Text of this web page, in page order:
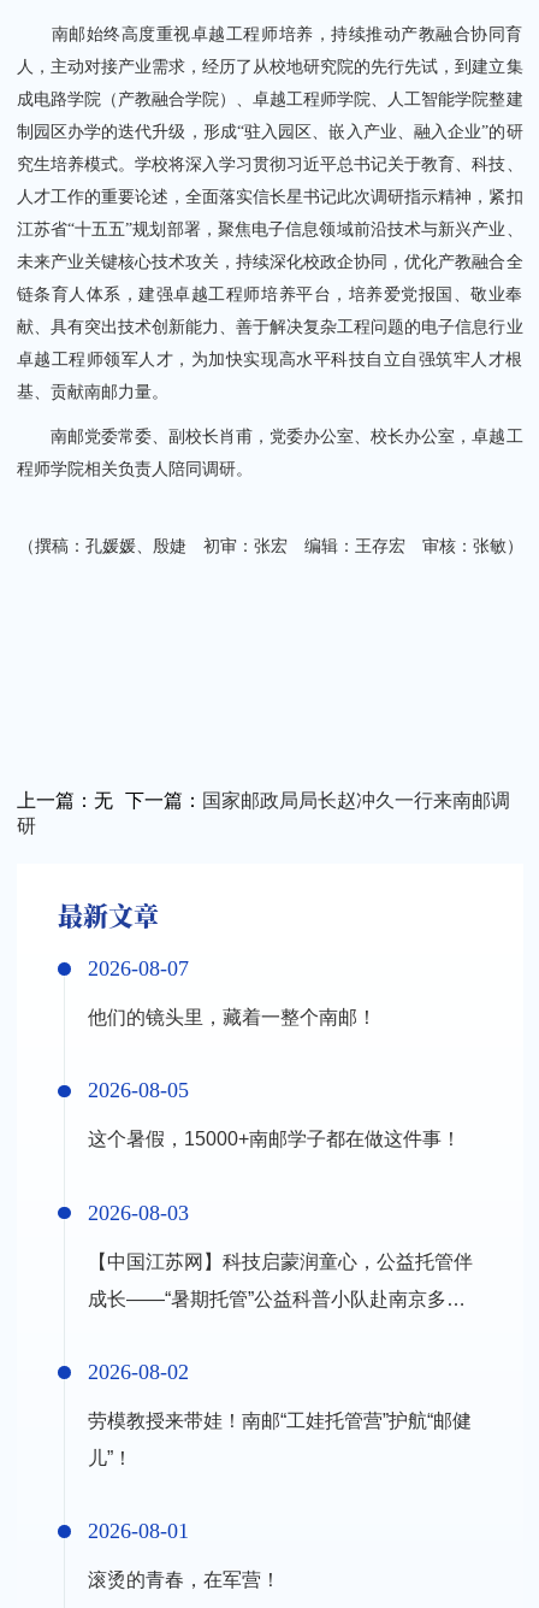
南邮始终高度重视卓越工程师培养，持续推动产教融合协同育
人，主动对接产业需求，经历了从校地研究院的先行先试，到建立集
成电路学院（产教融合学院）、卓越工程师学院、人工智能学院整建
制园区办学的迭代升级，形成“驻入园区、嵌入产业、融入企业”的研
究生培养模式。学校将深入学习贯彻习近平总书记关于教育、科技、
人才工作的重要论述，全面落实信长星书记此次调研指示精神，紧扣
江苏省“十五五”规划部署，聚焦电子信息领域前沿技术与新兴产业、
未来产业关键核心技术攻关，持续深化校政企协同，优化产教融合全
链条育人体系，建强卓越工程师培养平台，培养爱党报国、敬业奉
献、具有突出技术创新能力、善于解决复杂工程问题的电子信息行业
卓越工程师领军人才，为加快实现高水平科技自立自强筑牢人才根
基、贡献南邮力量。
南邮党委常委、副校长肖甫，党委办公室、校长办公室，卓越工
程师学院相关负责人陪同调研。
（撰稿：孔媛媛、殷婕 初审：张宏 编辑：王存宏 审核：张敏）
上一篇： 无 下一篇： 国家邮政局局长赵冲久一行来南邮调
研
最新文章